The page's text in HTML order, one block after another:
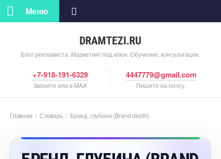
DRAMTEZI.RU
Блог рекламиста. Маркетинг под ключ. Обучение, консультации.
Меню
+7-918-191-6329
Звоните или в MAX
4447779@gmail.com
Пишите на почту.
Главная / Словарь/ Бренд, глубина (Brand depth)